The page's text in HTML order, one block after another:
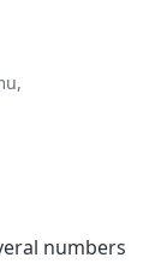
numbers